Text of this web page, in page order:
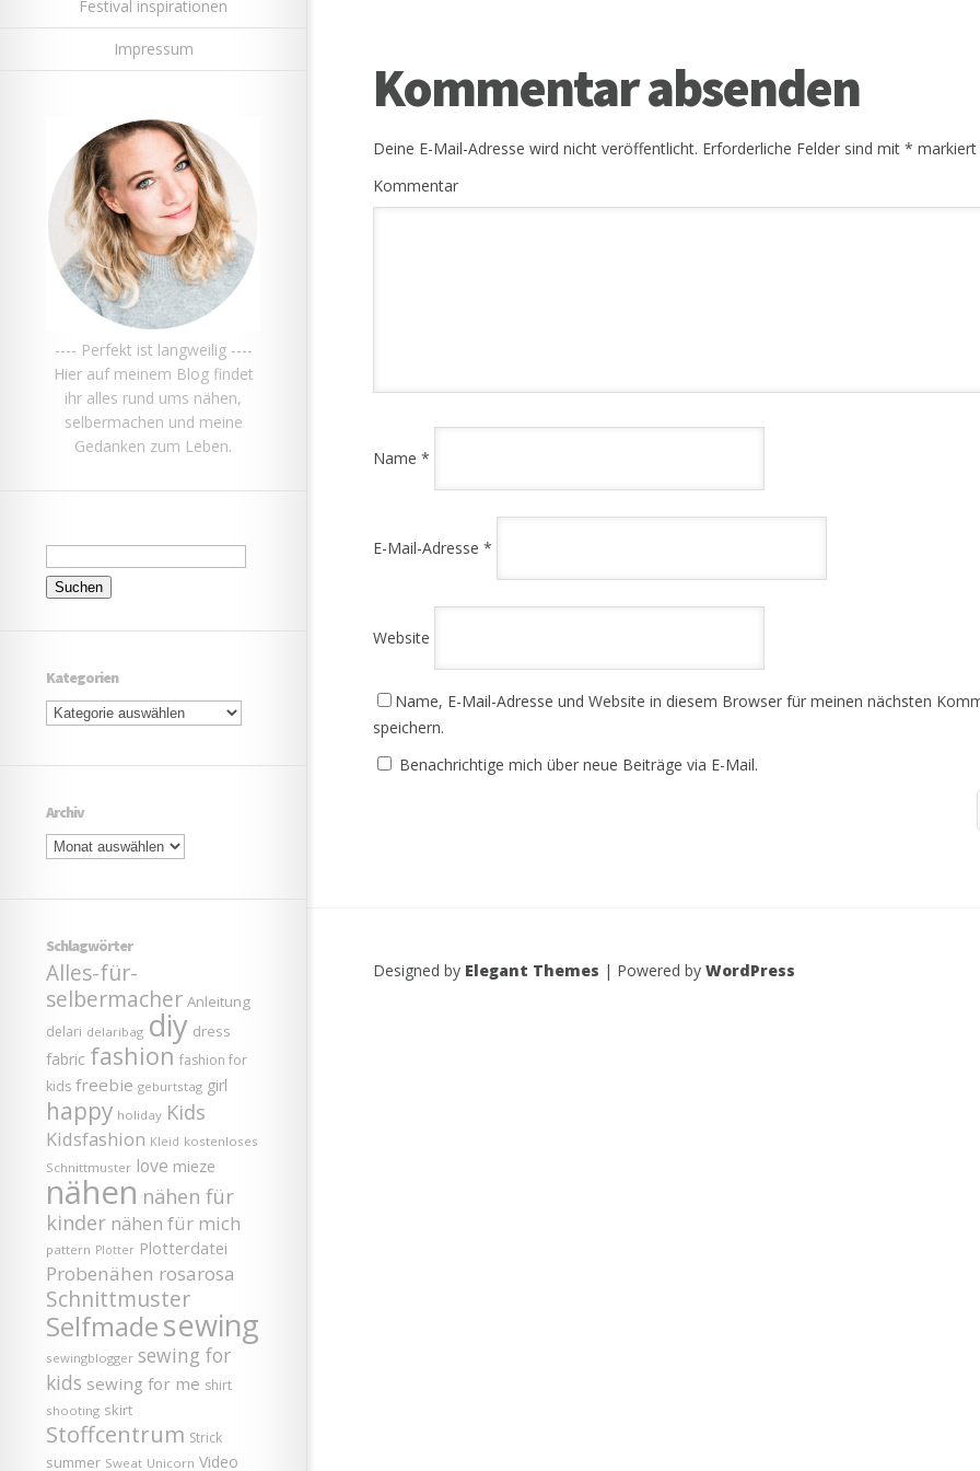
Festival inspirationen
Impressum
---- Perfekt ist langweilig ----
Hier auf meinem Blog findet
ihr alles rund ums nähen,
selbermachen und meine
Gedanken zum Leben.
Suchen
nach:
Kategorien
Kategorien
Archiv
Archiv
Schlagwörter
Alles-für-
selbermacher Anleitung
delari delaribag diy dress
fabric fashion fashion for
kids freebie geburtstag girl
happy holiday Kids
Kidsfashion Kleid kostenloses
Schnittmuster love mieze
nähen nähen für
kinder nähen für mich
pattern Plotter Plotterdatei
Probenähen rosarosa
Schnittmuster
Selfmadesewing
sewingblogger sewing for
kids sewing for me shirt
shooting skirt
Stoffcentrum Strick
summer Sweat Unicorn Video
Kommentar absenden
Deine E-Mail-Adresse wird nicht veröffentlicht. Erforderliche Felder sind mit * markiert
Kommentar
Name *
E-Mail-Adresse *
Website
Name, E-Mail-Adresse und Website in diesem Browser für meinen nächsten
speichern.
Benachrichtige mich über neue Beiträge via E-Mail.
Designed by Elegant Themes | Powered by WordPress